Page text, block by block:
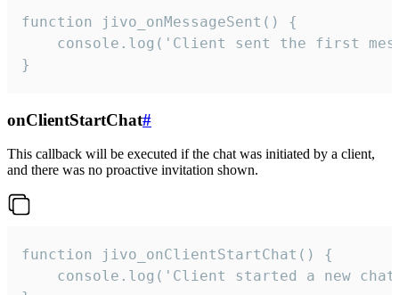
function jivo_onMessageSent() {
console.log('Client sent the first
}
onClientStartChat#
This callback will be executed if the chat was initiated by a client,
and there was no proactive invitation shown.
function jivo_onClientStartChat() {
console.log('Client started a new